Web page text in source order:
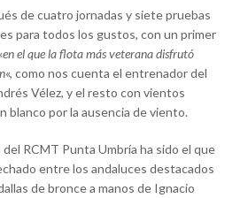
de cuatro jornadas y siete pruebas
para todos los gustos, con un primer
en el que la flota más veterana disfrutó
«, como nos cuenta el entrenador del
Vélez, y el resto con vientos
blanco por la ausencia de viento.
RCMT Punta Umbría ha sido el que
entre los andaluces destacados
de bronce a manos de Ignacio